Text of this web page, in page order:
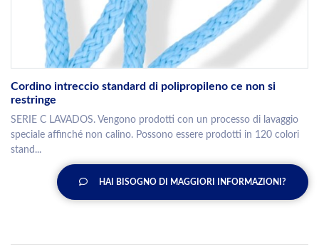
Cordino intreccio standard di polipropileno ce non si
restringe
SERIE C LAVADOS. Vengono prodotti con un processo di lavaggio
speciale affinché non calino. Possono essere prodotti in 120 colori
stand...
HAI BISOGNO DI MAGGIORI INFORMAZIONI?